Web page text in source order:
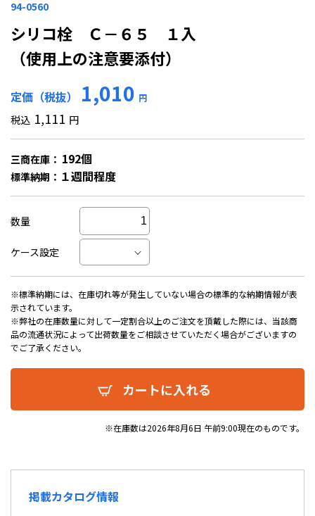
94-0560
シリコ栓 Ｃ－６５ １入
（使用上の注意要添付）
定価（税抜） 1,010 円
税込 1,111 円
三商在庫： 192個
標準納期： １週間程度
数量
ケース設定
※標準納期には、在庫切れ等が発生していない場合の標準的な納期情報が表
示されています。
※弊社の在庫数量に対して一定割合以上のご注文を頂戴した際には、当該商
品の流通状況によって出荷数量をご相談させていただく場合がございますの
でご了承ください。
カートに入れる
※在庫数は2026年8月6日 午前9:00現在のものです。
掲載カタログ情報